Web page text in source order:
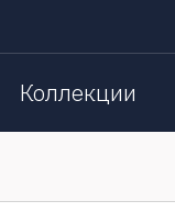
Коллекции